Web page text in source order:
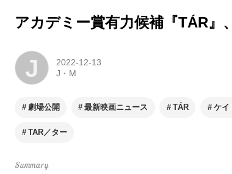
アカデミー賞有力候補『TÁR』
J
2022-12-13
J・M
劇場公開 最新映画ニュース TÁR ケイ
TAR／ター